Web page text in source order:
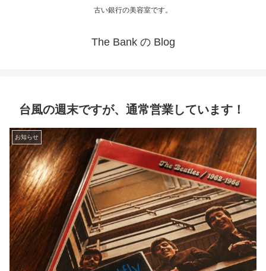
古い銀行の美容室です。
The Bank の Blog
台風の週末ですが、通常営業しています！
お知らせ